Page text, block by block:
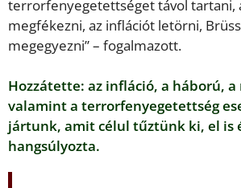
terrorfenyegetettséget távol tartani,
megfékezni, az inflációt letörni,
megegyezni” – fogalmazott.
Hozzátette: az infláció, a háború, a
valamint a terrorfenyegetettség
jártunk, amit célul tűztünk ki, el is
hangsúlyozta.